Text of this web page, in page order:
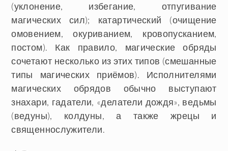
(уклонение, избегание, отпугивание
магических сил); катартический (очищение
омовением, окуриванием, кровопусканием,
постом). Как правило, магические обряды
сочетают несколько из этих типов (смешанные
типы магических приёмов). Исполнителями
магических обрядов обычно выступают
знахари, гадатели, «делатели дождя», ведьмы
(ведуны), колдуны, а также жрецы и
священнослужители.